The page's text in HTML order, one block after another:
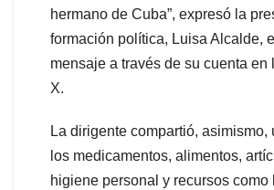
hermano de Cuba”, expresó la
formación política, Luisa Alcalde,
mensaje a través de su cuenta en
X.
La dirigente compartió, asimismo,
los medicamentos, alimentos,
higiene personal y recursos como